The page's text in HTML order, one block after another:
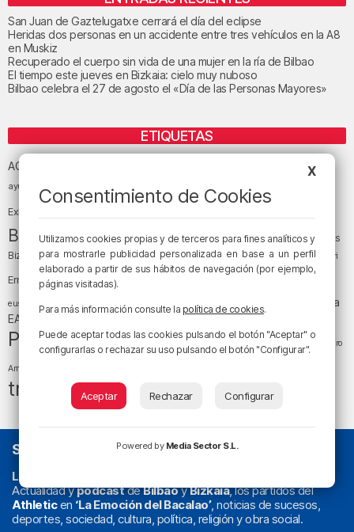
San Juan de Gaztelugatxe cerrará el día del eclipse
Heridas dos personas en un accidente entre tres vehículos en la A8
en Muskiz
Recuperado el cuerpo sin vida de una mujer en la ría de Bilbao
El tiempo este jueves en Bizkaia: cielo muy nuboso
Bilbao celebra el 27 de agosto el «Día de las Personas Mayores»
ETIQUETAS
ACB
ayuntamiento de Bilbao
Exhibition Center) Bilbao Bizkaia
Bizkaia y sus comarcas Copa del Rey cultura Cáritas
Bizkaia
Deusto Diócesis de Bilbao Egunon Bizkaia el tiempo Enkarterri
Ernesto Valverde Ertzaintza Euskadi (País Vasco)
euskera fútbol Gobierno vasco juanma jubera
LaLiga
EA Sports
música noticias
Política religión San Mamés sociedadsucesos Teatro
Arriaga tráfico
tráfico en Bizkaia
SOBRE NOSOTROS
La radio sin cadenas
Actualidad ypodcastdeBilbaoyBizkaia, los partidos del
Athleticen ‘La Emoción del Bacalao’, noticias de sucesos,
deportes, sociedad, cultura, política, religión y obra social.
X
Consentimiento de Cookies
Utilizamos cookies propias y de terceros para fines analíticos y
para mostrarle publicidad personalizada en base a un perfil
elaborado a partir de sus hábitos de navegación (por ejemplo,
páginas visitadas).
Para más información consulte la política de cookies.
Puede aceptar todas las cookies pulsando el botón "Aceptar" o
configurarlas o rechazar su uso pulsando el botón "Configurar".
Aceptar Rechazar Configurar
Powered by Media Sector S.L.